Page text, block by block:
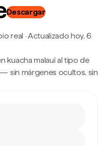
Descargar
real ·Actualizado hoy, 6
kuacha malauí al tipo de
sin márgenes ocultos, sin